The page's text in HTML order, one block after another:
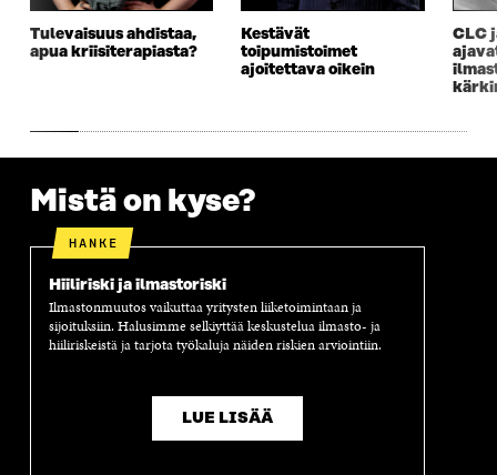
Tulevaisuus ahdistaa,
apua kriisiterapiasta?
Kestävät
toipumistoimet
ajoitettava oikein
CLC
Mistä on kyse?
HANKE
Hiiliriski ja ilmastoriski
Ilmastonmuutos vaikuttaa yritysten liiketoimintaan ja
sijoituksiin. Halusimme selkiyttää keskustelua ilmasto- ja
hiiliriskeistä ja tarjota työkaluja näiden riskien arviointiin.
LUE LISÄÄ